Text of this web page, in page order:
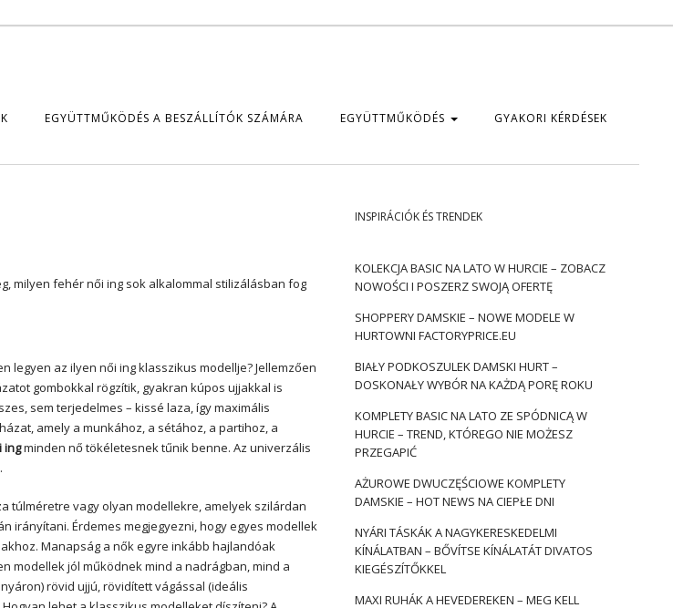
EGYÜTTMŰKÖDÉS A BESZÁLLÍTÓK SZÁMÁRA EGYÜTTMŰKÖDÉS GYAKORI KÉRDÉSEK
milyen fehér női ing sok alkalommal stilizálásban fog
legyen az ilyen női ing klasszikus modellje? Jellemzően
gombokkal rögzítik, gyakran kúpos ujjakkal is
sem terjedelmes – kissé laza, így maximális
amely a munkához, a sétához, a partihoz, a
ingminden nő tökéletesnek tűnik benne. Az univerzális
túlméretre vagy olyan modellekre, amelyek szilárdan
irányítani. Érdemes megjegyezni, hogy egyes modellek
Manapság a nők egyre inkább hajlandóak
modellek jól működnek mind a nadrágban, mind a
rövid ujjú, rövidített vágással (ideális
INSPIRÁCIÓK ÉS TRENDEK
KOLEKCJA BASIC NA LATO W HURCIE – ZOBACZ
NOWOŚCI I POSZERZ SWOJĄ OFERTĘ
SHOPPERY DAMSKIE – NOWE MODELE W
HURTOWNI FACTORYPRICE.EU
BIAŁY PODKOSZULEK DAMSKI HURT –
DOSKONAŁY WYBÓR NA KAŻDĄ PORĘ ROKU
KOMPLETY BASIC NA LATO ZE SPÓDNICĄ W
HURCIE – TREND, KTÓREGO NIE MOŻESZ
PRZEGAPIĆ
AŻUROWE DWUCZĘŚCIOWE KOMPLETY
DAMSKIE – HOT NEWS NA CIEPŁE DNI
NYÁRI TÁSKÁK A NAGYKERESKEDELMI
KÍNÁLATBAN – BŐVÍTSE KÍNÁLATÁT DIVATOS
KIEGÉSZÍTŐKKEL
MAXI RUHÁK A HEVEDEREKEN – MEG KELL